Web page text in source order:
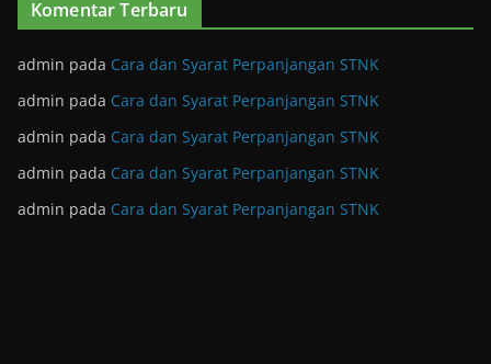
Komentar Terbaru
admin pada Cara dan Syarat Perpanjangan STNK
admin pada Cara dan Syarat Perpanjangan STNK
admin pada Cara dan Syarat Perpanjangan STNK
admin pada Cara dan Syarat Perpanjangan STNK
admin pada Cara dan Syarat Perpanjangan STNK